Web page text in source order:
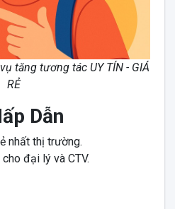
tăng tương tác UY TÍN - GIÁ
RẺ
Dẫn
nhất thị trường.
đại lý và CTV.